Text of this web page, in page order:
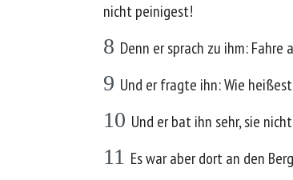
nicht peinigest!
8 Denn er sprach zu ihm: Fahre
9 Und er fragte ihn: Wie
10 Und er bat ihn sehr, sie
11 Es war aber dort an den